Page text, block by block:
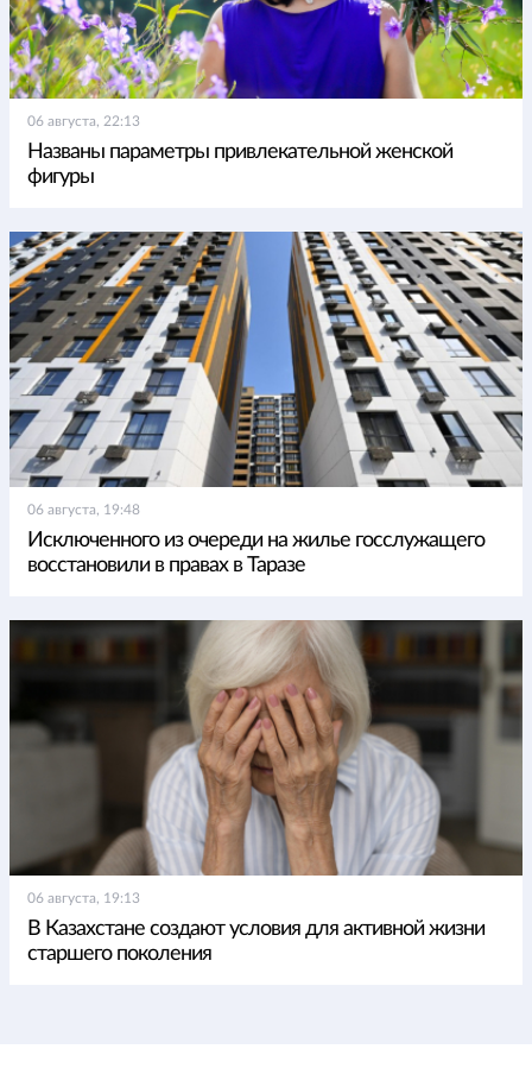
06 августа, 22:13
Названы параметры привлекательной женской
фигуры
06 августа, 19:48
Исключенного из очереди на жилье госслужащего
восстановили в правах в Таразе
06 августа, 19:13
В Казахстане создают условия для активной жизни
старшего поколения